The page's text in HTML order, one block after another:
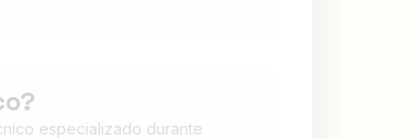
especializado durante